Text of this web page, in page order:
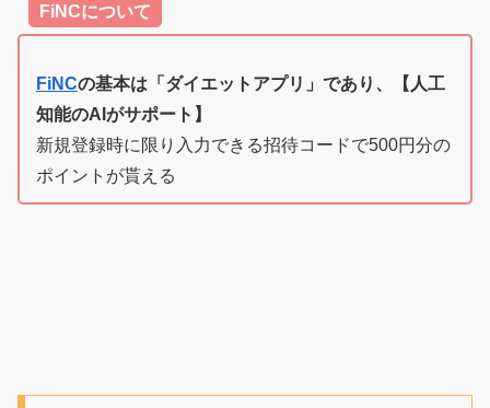
FiNCについて
FiNCの基本は「ダイエットアプリ」であり、【人工
知能のAIがサポート】
新規登録時に限り入力できる招待コードで500円分の
ポイントが貰える